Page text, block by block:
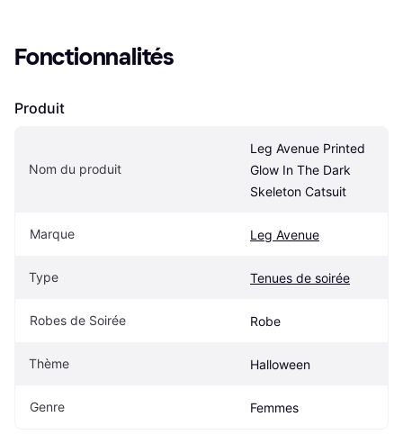
Fonctionnalités
Produit
Nom du produit
Leg Avenue Printed
Glow In The Dark
Skeleton Catsuit
Marque Leg Avenue
Type Tenues de soirée
Robes de Soirée Robe
Thème Halloween
Genre Femmes